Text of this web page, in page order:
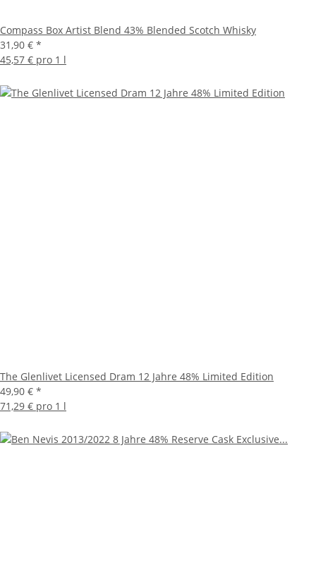
Compass Box Artist Blend 43% Blended Scotch Whisky
31,90 € *
45,57 € pro 1 l
The Glenlivet Licensed Dram 12 Jahre 48% Limited Edition
49,90 € *
71,29 € pro 1 l